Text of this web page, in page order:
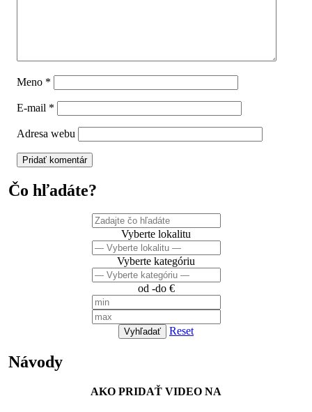
Meno *
E-mail *
Adresa webu
Čo hľadáte?
Vyberte lokalitu
Vyberte kategóriu
od -do €
Vyhľadať Reset
Návody
AKO PRIDAŤ VIDEO NA